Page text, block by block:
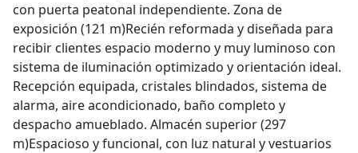
con puerta peatonal independiente. Zona de
exposición (121 m)Recién reformada y diseñada para
recibir clientes espacio moderno y muy luminoso con
sistema de iluminación optimizado y orientación ideal.
Recepción equipada, cristales blindados, sistema de
alarma, aire acondicionado, baño completo y
despacho amueblado. Almacén superior (297
m)Espacioso y funcional, con luz natural y vestuarios